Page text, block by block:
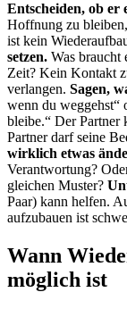
Entscheiden, ob er
Hoffnung zu
ist kein
setzen. Was braucht
Zeit? Kein Kontakt
verlangen. Sagen,
wenn du weggehst“
bleibe.“ Der
Partner darf seine
wirklich etwas
Verantwortung?
gleichen Muster?
Paar) kann helfen.
aufzubauen ist
Wann
möglich ist